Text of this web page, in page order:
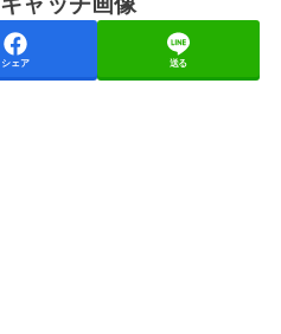
シェア 送る